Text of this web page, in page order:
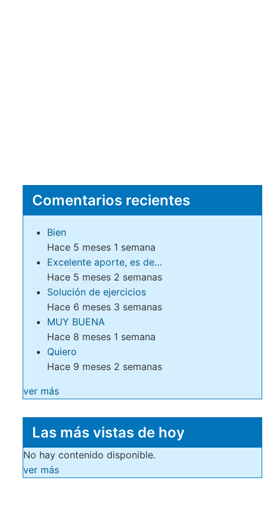
Comentarios recientes
Bien
Hace 5 meses 1 semana
Excelente aporte, es de…
Hace 5 meses 2 semanas
Solución de ejercicios
Hace 6 meses 3 semanas
MUY BUENA
Hace 8 meses 1 semana
Quiero
Hace 9 meses 2 semanas
ver más
Las más vistas de hoy
No hay contenido disponible.
ver más